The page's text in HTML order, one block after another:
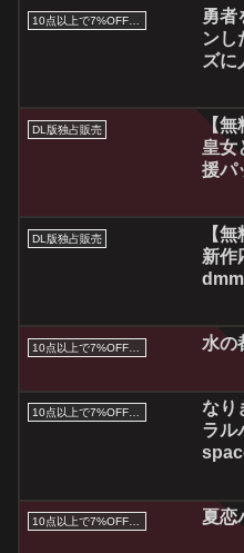
10点以上で7%OFFクーポン／サマーセール2026対象
勇者
ンし
ズ
殺
【
DL版独占販売
【無
皇女
援パ
DL版独占販売
【
新作
10点以上で7%OFFクーポン／サマーセール2026対象 水の
10点以上で7%OFFクーポン／サマーセール2026対象
なり
ラル
10点以上で7%OFFクーポン／サマーセール2026対象 夏恋